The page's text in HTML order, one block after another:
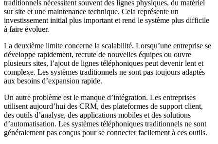
traditionnels nécessitent souvent des lignes physiques, du matériel
sur site et une maintenance technique. Cela représente un
investissement initial plus important et rend le système plus difficile
à faire évoluer.
La deuxième limite concerne la scalabilité. Lorsqu’une entreprise se
développe rapidement, recrute de nouvelles équipes ou ouvre
plusieurs sites, l’ajout de lignes téléphoniques peut devenir lent et
complexe. Les systèmes traditionnels ne sont pas toujours adaptés
aux besoins d’expansion rapide.
Un autre problème est le manque d’intégration. Les entreprises
utilisent aujourd’hui des CRM, des plateformes de support client,
des outils d’analyse, des applications mobiles et des solutions
d’automatisation. Les systèmes téléphoniques traditionnels ne sont
généralement pas conçus pour se connecter facilement à ces outils.